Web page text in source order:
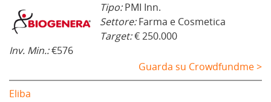
Tipo:PMI Inn.
Settore:Farma e Cosmetica
Target:€ 250.000
Inv. Min.:€576
Guarda su Crowdfundme >
Eliba